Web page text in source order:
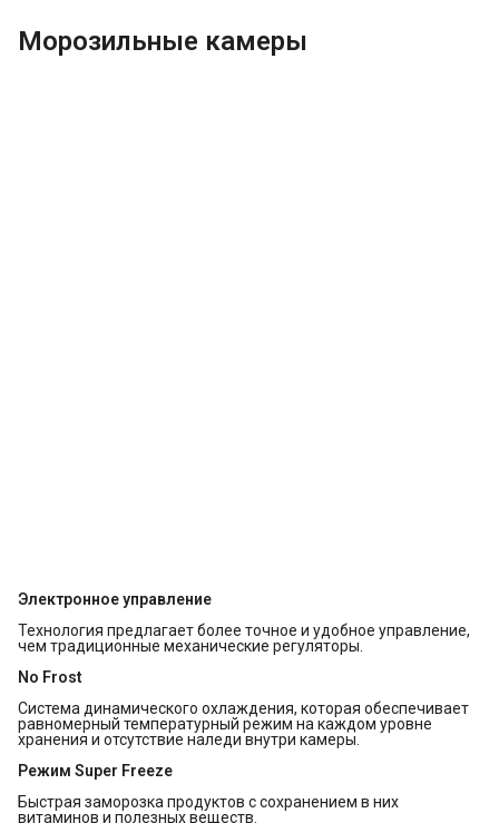
Морозильные камеры
Электронное управление
Технология предлагает более точное и удобное управление,
чем традиционные механические регуляторы.
No Frost
Система динамического охлаждения, которая обеспечивает
равномерный температурный режим на каждом уровне
хранения и отсутствие наледи внутри камеры.
Режим Super Freeze
Быстрая заморозка продуктов с сохранением в них
витаминов и полезных веществ.